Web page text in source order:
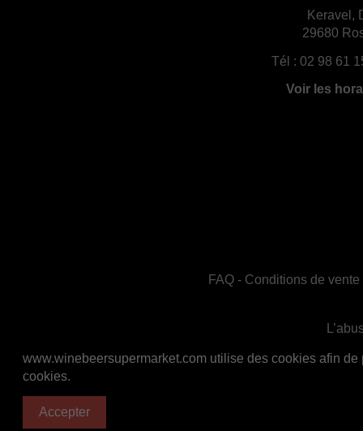
Keravel,
29680
Tél : 02 98 61
Voir les
FAQ- Conditions de vente
www.winebeersupermarket.com utilise des cookies afin
cookies.
Accepter